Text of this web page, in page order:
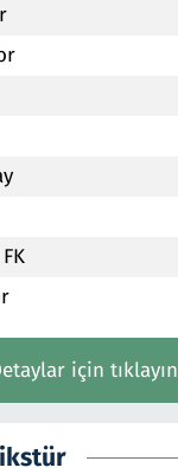
için tıklayın